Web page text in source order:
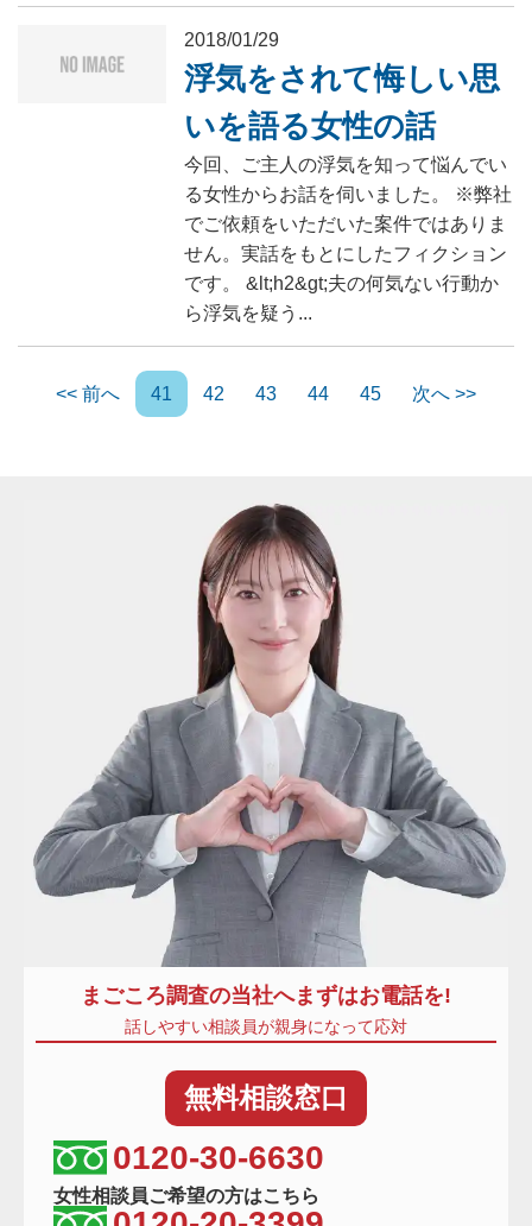
2018/01/29
浮気をされて悔しい思
いを語る女性の話
今回、ご主人の浮気を知って悩んでい
る女性からお話を伺いました。 ※弊社
でご依頼をいただいた案件ではありま
せん。実話をもとにしたフィクション
です。 &lt;h2&gt;夫の何気ない行動か
ら浮気を疑う...
<< 前へ 41 42 43 44 45 次へ >>
まごころ調査の当社へまずはお電話を!
話しやすい相談員が親身になって応対
無料相談窓口
0120-30-6630
女性相談員ご希望の方はこちら